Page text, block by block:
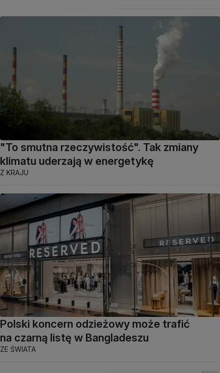
"To smutna rzeczywistość". Tak zmiany
klimatu uderzają w energetykę
Z KRAJU
Polski koncern odzieżowy może trafić
na czarną listę w Bangladeszu
ZE ŚWIATA